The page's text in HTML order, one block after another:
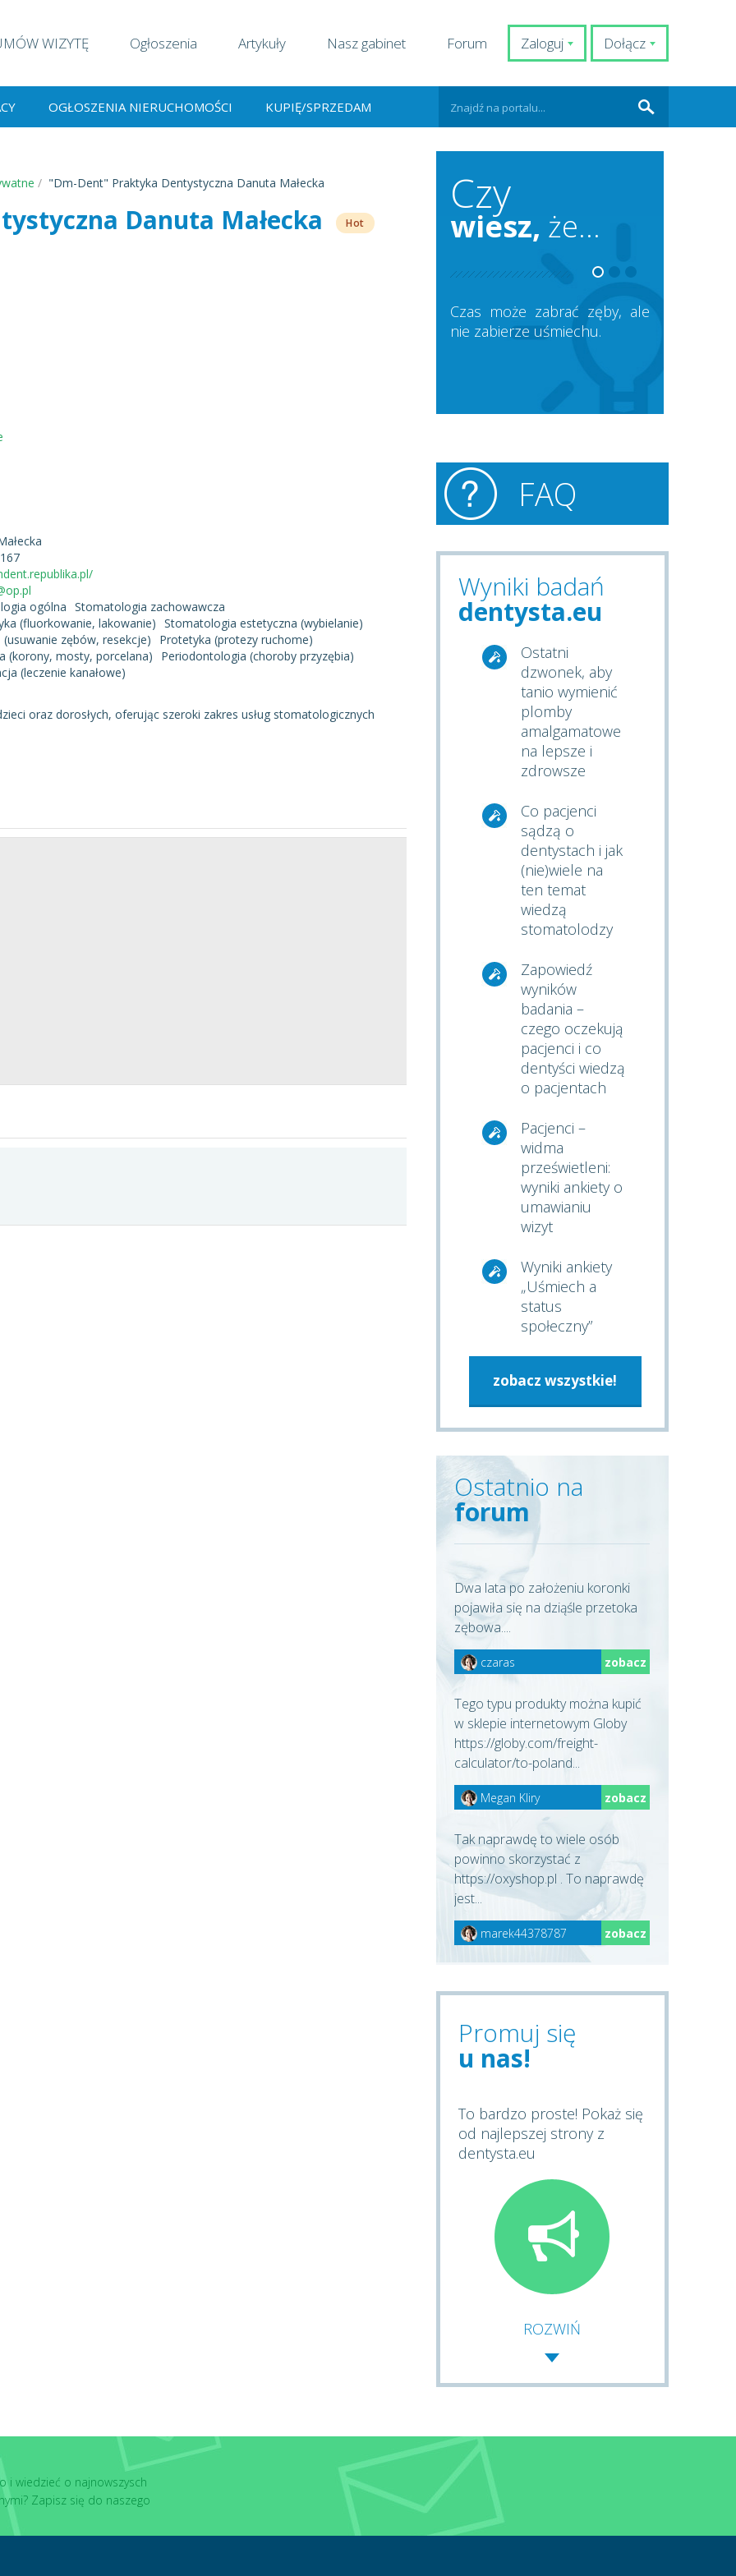
Dołącz
Zaloguj
WIZYTĘ Ogłoszenia Artykuły Nasz gabinet Forum
OGŁOSZENIA NIERUCHOMOŚCI KUPIĘ/SPRZEDAM
"Dm-Dent" Praktyka Dentystyczna Danuta Małecka
Danuta Małecka Hot
ogólna Stomatologia zachowawcza
(fluorkowanie, lakowanie) Stomatologia estetyczna (wybielanie)
(usuwanie zębów, resekcje)
Protetyka (protezy ruchome)
(korony, mosty, porcelana)
Periodontologia (choroby przyzębia)
(leczenie kanałowe)
oraz dorosłych, oferując szeroki zakres usług stomatologicznych
Czy
wiesz, że...
Czas może zabrać zęby, ale
nie zabierze uśmiechu.
FAQ
Wyniki badań
dentysta.eu
Ostatni
dzwonek, aby
tanio wymienić
plomby
amalgamatowe
na lepsze i
zdrowsze
Co pacjenci
sądzą o
dentystach i jak
(nie)wiele na
ten temat
wiedzą
stomatolodzy
Zapowiedź
wyników
badania –
czego oczekują
pacjenci i co
dentyści wiedzą
o pacjentach
Pacjenci –
widma
prześwietleni:
wyniki ankiety o
umawianiu
wizyt
Wyniki ankiety
„Uśmiech a
status
społeczny”
zobacz wszystkie!
Ostatnio na
forum
Dwa lata po założeniu koronki
pojawiła się na dziąśle przetoka
zębowa....
czaras zobacz
Tego typu produkty można kupić
w sklepie internetowym Globy
https://globy.com/freight-
calculator/to-poland...
Megan Kliry zobacz
Tak naprawdę to wiele osób
powinno skorzystać z
https://oxyshop.pl . To naprawdę
jest...
marek44378787 zobacz
Promuj się
u nas!
To bardzo proste! Pokaż się
od najlepszej strony z
dentysta.eu
ROZWIŃ
i wiedzieć o najnowszysch
Zapisz się do naszego